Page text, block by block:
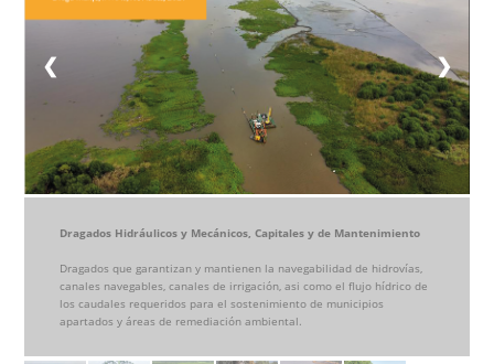
❮ ❯
Dragados Hidráulicos y Mecánicos, Capitales y de Mantenimiento
Dragados que garantizan y mantienen la navegabilidad de hidrovías,
canales navegables, canales de irrigación, asi como el flujo hídrico de
los caudales requeridos para el sostenimiento de municipios
apartados y áreas de remediación ambiental.